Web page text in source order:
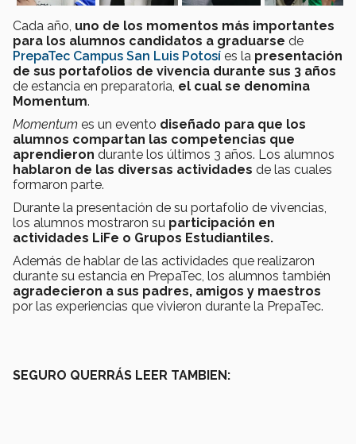
Cada año, uno de los momentos más importantes
para los alumnos candidatos a graduarse de
PrepaTec Campus San Luis Potosí es la presentación
de sus portafolios de vivencia durante sus 3 años
de estancia en preparatoria, el cual se denomina
Momentum.
Momentum es un evento diseñado para que los
alumnos compartan las competencias que
aprendieron durante los últimos 3 años. Los alumnos
hablaron de las diversas actividades de las cuales
formaron parte.
Durante la presentación de su portafolio de vivencias,
los alumnos mostraron su participación en
actividades LiFe o Grupos Estudiantiles.
Además de hablar de las actividades que realizaron
durante su estancia en PrepaTec, los alumnos también
agradecieron a sus padres, amigos y maestros
por las experiencias que vivieron durante la PrepaTec.
SEGURO QUERRÁS LEER TAMBIEN: